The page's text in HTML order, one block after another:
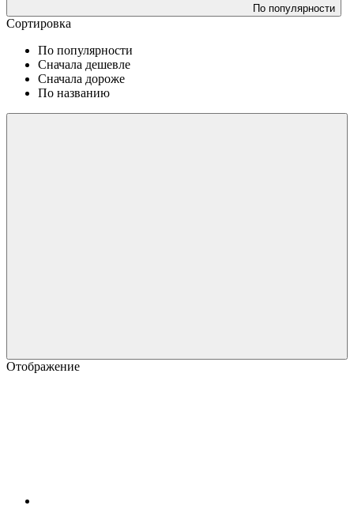
По популярности
Сортировка
По популярности
Сначала дешевле
Сначала дороже
По названию
Отображение